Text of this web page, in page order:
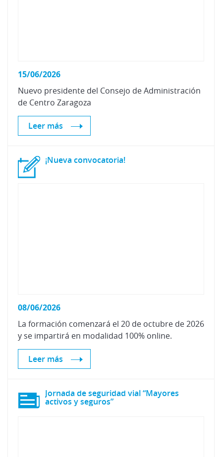
15/06/2026
Nuevo presidente del Consejo deAdministración
de Centro Zaragoza
Leer más
¡Nueva convocatoria!
08/06/2026
La formación comenzará el 20 de octubre de2026
y se impartirá en modalidad 100% online.
Leer más
Jornada de seguridad vial “Mayores
activos y seguros”